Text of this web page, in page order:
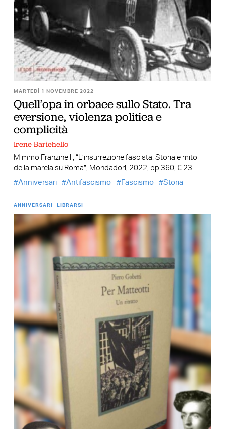
MARTEDÌ 1 NOVEMBRE 2022
Quell’opa in orbace sullo Stato. Tra
eversione, violenza politica e
complicità
Irene Barichello
Mimmo Franzinelli, “L’insurrezione fascista. Storia e mito
della marcia su Roma”, Mondadori, 2022, pp 360, € 23
Anniversari
Antifascismo Fascismo Storia
ANNIVERSARI LIBRARSI